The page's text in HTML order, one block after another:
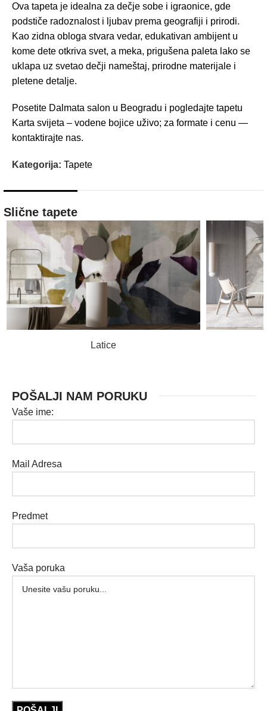
Ova tapeta je idealna za dečje sobe i igraonice, gde
podstiče radoznalost i ljubav prema geografiji i prirodi.
Kao zidna obloga stvara vedar, edukativan ambijent u
kome dete otkriva svet, a meka, prigušena paleta lako se
uklapa uz svetao dečji nameštaj, prirodne materijale i
pletene detalje.
Posetite Dalmata salon u Beogradu i pogledajte tapetu
Karta svijeta – vodene bojice uživo; za formate i cenu —
kontaktirajte nas.
Kategorija: Tapete
Slične tapete
Latice
POŠALJI NAM PORUKU
Vaše ime:
Mail Adresa
Predmet
Vaša poruka